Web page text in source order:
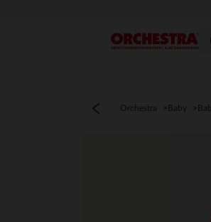
menu
Orchestra Baby